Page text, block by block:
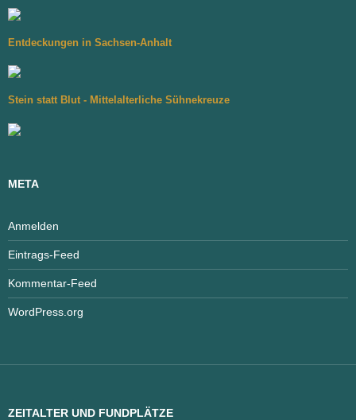
Entdeckungen in Sachsen-Anhalt
Stein statt Blut - Mittelalterliche Sühnekreuze
META
Anmelden
Eintrags-Feed
Kommentar-Feed
WordPress.org
ZEITALTER UND FUNDPLÄTZE